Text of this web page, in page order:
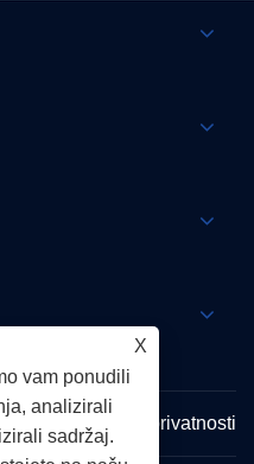
XML Politika privatnosti
X
vam ponudili
analizirali
sadržaj.